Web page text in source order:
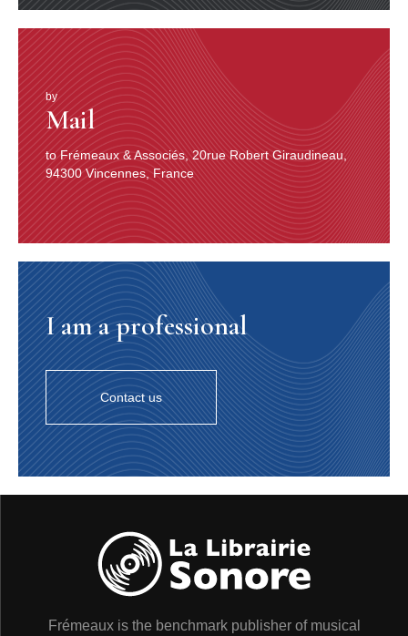
Nuits”.
L’AMOUREUX ARDENT
Soudain des descriptions supposées et réelles
abondent. A mesure que la menace militaire turque –
dont les armées sont réputées brutales et féroces –
s’estompe, l’image du monde ottoman paraît plus
douce… Une image onirique de la Sublime Porte, de la
Cour du Grand Turc fascine par ses évocations
luxueuses. Bon an mal an, on parvient à se faire une
idée du cadre décoratif dans lequel le roi Schahriar
entend de la bouche même de Schéhérazade les
histoires qui le tiennent en éveil et font reculer l’heure
de la mise à mort de la belle. “Tout le plancher est
couvert d’un tapis de pied et, du côté des fenêtres, ils
élèvent une estrade qu’ils appellent sofa. Autour de ce
sofa, il y a des petits matelas de deux à trois pieds de
large, couverts d’un autre petit tapis plus précieux
encore que les autres. Les Turcs sont assis sur ce tapis,
comme sont les tailleurs qui travaillent en France les
jambes croisées, et ils s’appuient contre la muraille sur
des grands carreaux de velours, de satin, et autres
étoffes convenables à la saison.” Du Loir [Description
d’un intérieur turc fin du XVIIe s.] A mesure que les
lecteurs se passionnent pour les diverses histoires, la
mode turque s’accentue. C’est presque une traînée de
poudre. Chacun veut avoir son salon “à la Turque” et
bientôt la musique s’en mêle. On ne compte plus les
entrées de ballets aux exotiques harmonies “à la
pas en créant des “habits à la Turque” - eux aussi -, et
même de fabuleux costumes pour des soirées de bals
déguisés… Car finalement le “Turc” se révèle généreux.
Après avoir juré la mort de toutes ses épouses, il cède
histoires, la très subtile Schéhérazade, qui a su se faire
by
Mail
to Frémeaux & Associés, 20rue Robert Giraudineau,
94300 Vincennes, France
I am a professional
Contact us
Frémeaux is the benchmark publisher of musical